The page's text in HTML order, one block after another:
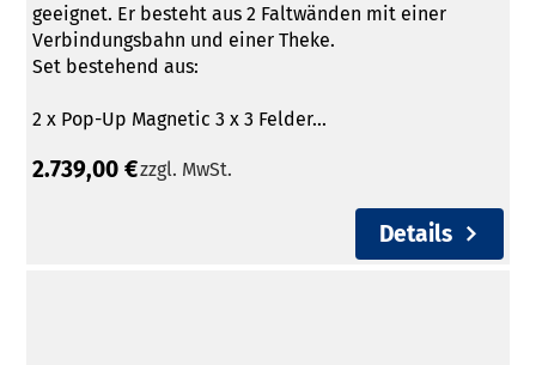
geeignet. Er besteht aus 2 Faltwänden mit einer
Verbindungsbahn und einer Theke.
Set bestehend aus:
2 x Pop-Up Magnetic 3 x 3 Felder...
2.739,00 €zzgl. MwSt.
Details